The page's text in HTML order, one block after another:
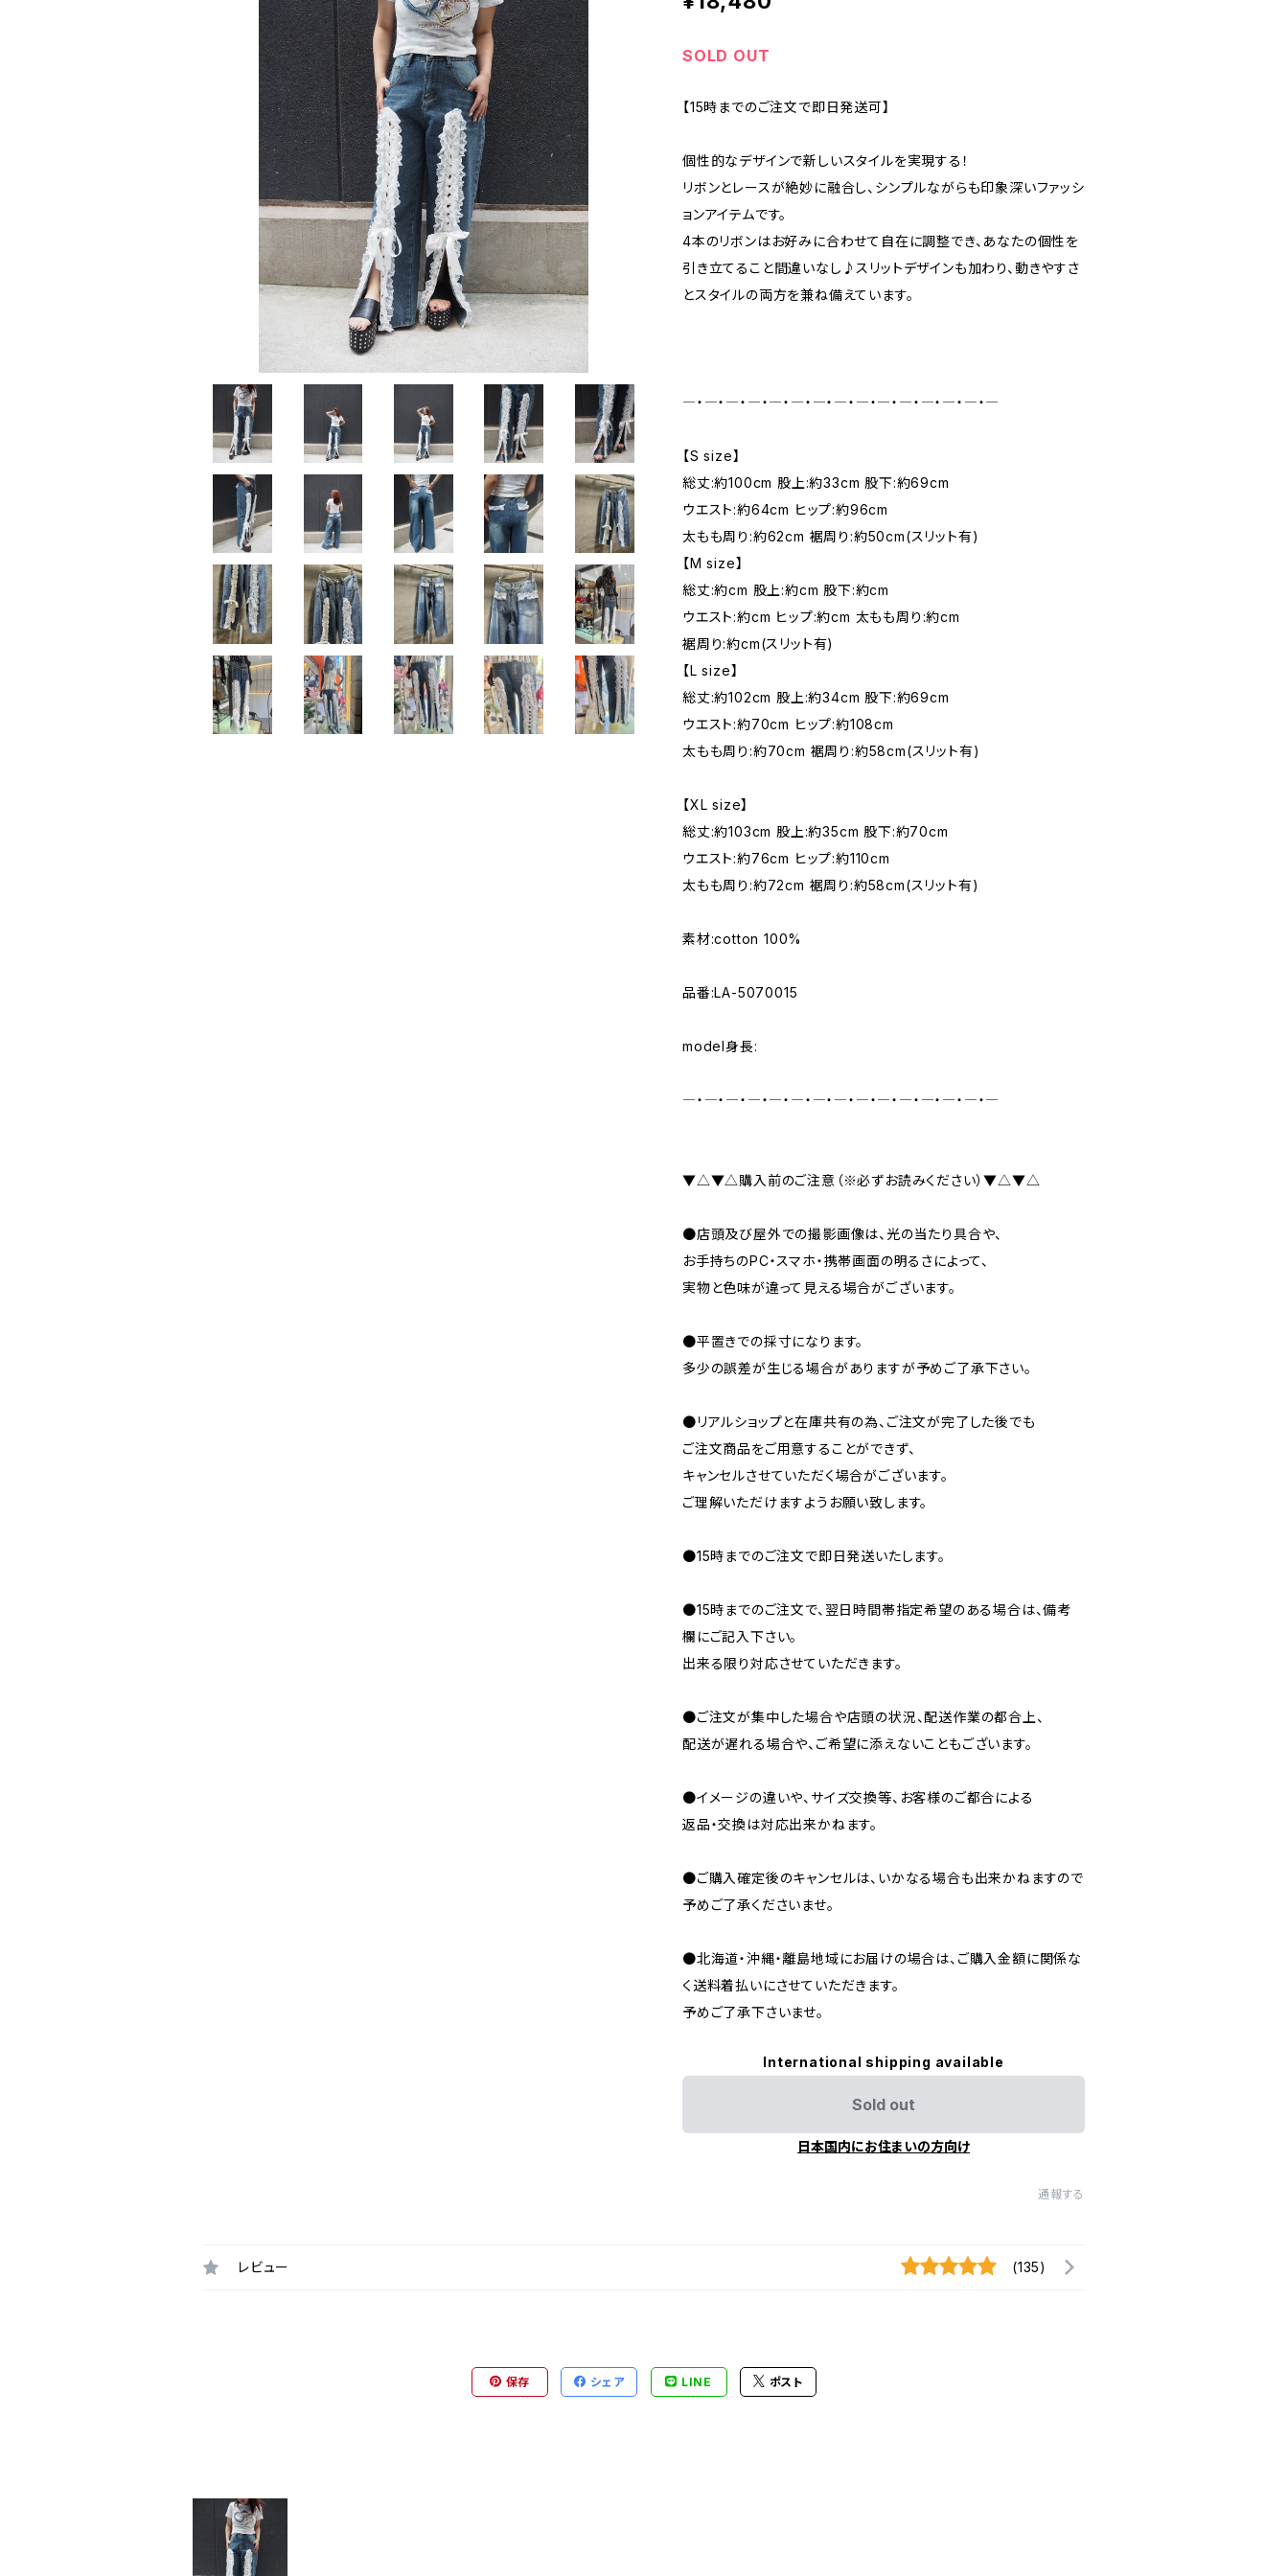
SOLD OUT
【15時までのご注文で即日発送可】
個性的なデザインで新しいスタイルを実現する！
リボンとレースが絶妙に融合し、シンプルながらも印象深いファッシ
ョンアイテムです。
4本のリボンはお好みに合わせて自在に調整でき、あなたの個性を
引き立てること間違いなし♪スリットデザインも加わり、動きやすさ
とスタイルの両方を兼ね備えています。
―・―・―・―・―・―・―・―・―・―・―・―・―・―・―
【S size】
総丈:約100cm 股上:約33cm 股下:約69cm
ウエスト:約64cm ヒップ:約96cm
太もも周り:約62cm 裾周り:約50cm(スリット有)
【M size】
総丈:約cm 股上:約cm 股下:約cm
ウエスト:約cm ヒップ:約cm 太もも周り:約cm
裾周り:約cm(スリット有)
【L size】
総丈:約102cm 股上:約34cm 股下:約69cm
ウエスト:約70cm ヒップ:約108cm
太もも周り:約70cm 裾周り:約58cm(スリット有)
【XL size】
総丈:約103cm 股上:約35cm 股下:約70cm
ウエスト:約76cm ヒップ:約110cm
太もも周り:約72cm 裾周り:約58cm(スリット有)
素材:cotton 100%
品番:LA-5070015
model身長:
―・―・―・―・―・―・―・―・―・―・―・―・―・―・―
▼△▼△購入前のご注意（※必ずお読みください）▼△▼△
●店頭及び屋外での撮影画像は、光の当たり具合や、
お手持ちのPC・スマホ・携帯画面の明るさによって、
実物と色味が違って見える場合がございます。
●平置きでの採寸になります。
多少の誤差が生じる場合がありますが予めご了承下さい。
●リアルショップと在庫共有の為、ご注文が完了した後でも
ご注文商品をご用意することができず、
キャンセルさせていただく場合がございます。
ご理解いただけますようお願い致します。
●15時までのご注文で即日発送いたします。
●15時までのご注文で、翌日時間帯指定希望のある場合は、備考
欄にご記入下さい。
出来る限り対応させていただきます。
●ご注文が集中した場合や店頭の状況、配送作業の都合上、
配送が遅れる場合や、ご希望に添えないこともございます。
●イメージの違いや、サイズ交換等、お客様のご都合による
返品・交換は対応出来かねます。
●ご購入確定後のキャンセルは、いかなる場合も出来かねますので
予めご了承くださいませ。
●北海道・沖縄・離島地域にお届けの場合は、ご購入金額に関係な
く送料着払いにさせていただきます。
予めご了承下さいませ。
International shipping available
Sold out
日本国内にお住まいの方向け
通報する
レビュー (135)
保存 シェア LINE ポスト